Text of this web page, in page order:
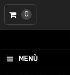
MENÙ
0